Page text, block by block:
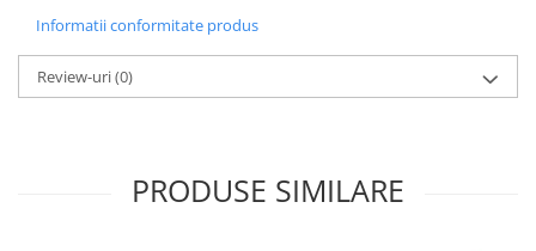
Informatii conformitate produs
Review-uri(0)
PRODUSE SIMILARE